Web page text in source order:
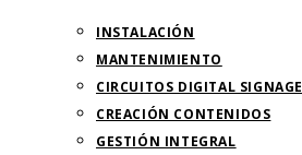
INSTALACIÓN
MANTENIMIENTO
CIRCUITOS DIGITAL SIGNAGE
CREACIÓN CONTENIDOS
GESTIÓN INTEGRAL